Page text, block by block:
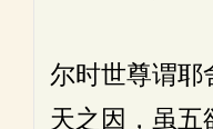
尔时世尊谓耶
天之因，虽五